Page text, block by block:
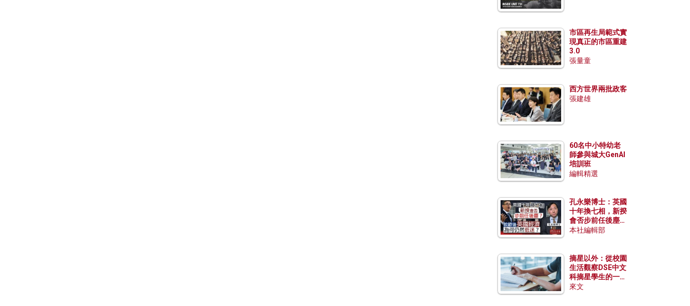
市區再生局範式實
現真正的市區重建
3.0
張量童
西方世界兩批政客
張建雄
60名中小特幼老
師參與城大GenAI
培訓班
編輯精選
孔永樂博士：英國
十年換七相，新揆
會否步前任後塵？
脫歐後英國經濟為
本社編輯部
摘星以外：從校園
生活觀察DSE中文
科摘星學生的一點
特質
來文